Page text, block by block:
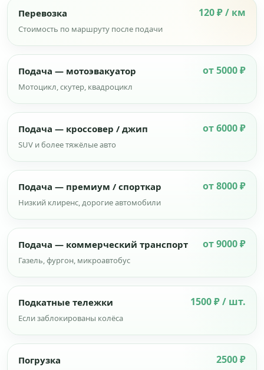
Перевозка 120 ₽ / км
Стоимость по маршруту после подачи
Подача — мотоэвакуатор от 5000 ₽
Мотоцикл, скутер, квадроцикл
Подача — кроссовер / джип от 6000 ₽
SUV и более тяжёлые авто
Подача — премиум / спорткар от 8000 ₽
Низкий клиренс, дорогие автомобили
Подача — коммерческий транспорт от 9000 ₽
Газель, фургон, микроавтобус
Подкатные тележки 1500 ₽ / шт.
Если заблокированы колёса
Погрузка 2500 ₽